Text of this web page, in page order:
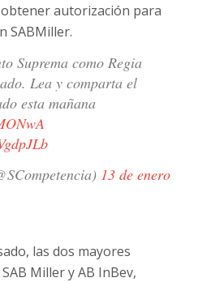
autorización para
SABMiller.
Suprema como Regia
Lea y comparta el
esta mañana
13 de enero
las dos mayores
Miller y AB InBev,